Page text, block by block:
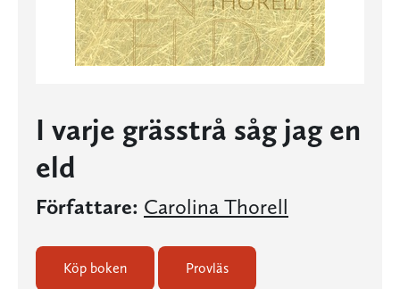
I varje grässtrå såg jag en
eld
Författare: Carolina Thorell
Köp boken Provläs